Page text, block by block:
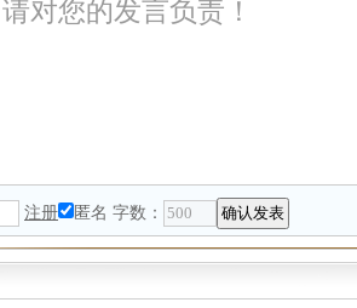
注册 匿名 字数：